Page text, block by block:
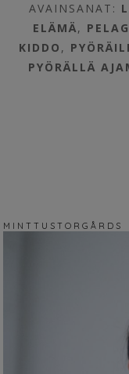
AVAINSANAT:
ELÄMÄ,
KIDDO ,
PYÖRÄLLÄ
M I N T T U S T O R G Å R D S